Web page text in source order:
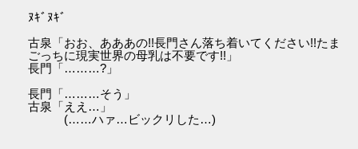
ﾇｷﾞﾇｷﾞ
古泉「おお、あああの!!長門さん落ち着いてください!!たま
ごっちに現実世界の母乳は不要です!!」
長門「………?」
長門「………そう」
古泉「ええ…」
(……ハァ…ビックリした…)